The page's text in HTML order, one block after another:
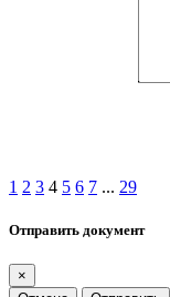
1 2 3 4 5 6 7 ... 29
Отправить документ
×